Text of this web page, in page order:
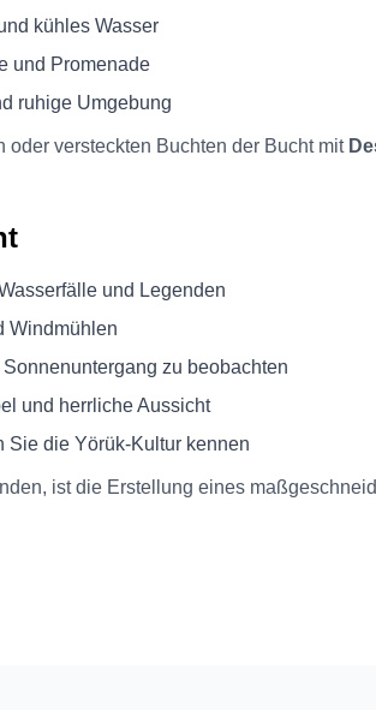
kühles Wasser
und Promenade
ruhige Umgebung
versteckten Buchten der Bucht mit
und Legenden
Windmühlen
Sonnenuntergang zu beobachten
und herrliche Aussicht
Sie die Yörük-Kultur kennen
ist die Erstellung eines